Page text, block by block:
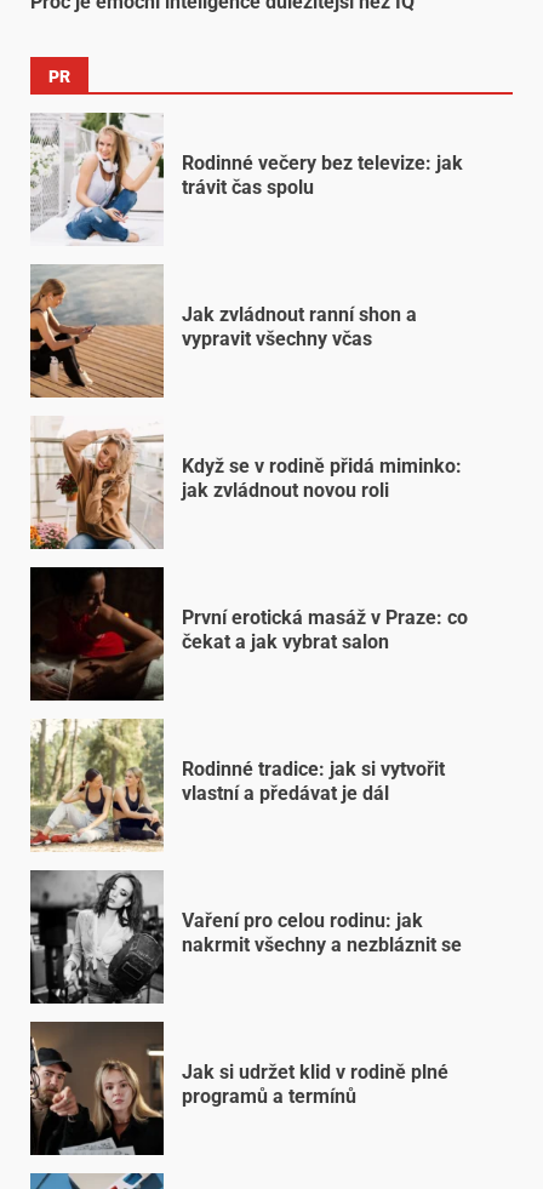
PR
Rodinné večery bez televize: jak
trávit čas spolu
Jak zvládnout ranní shon a
vypravit všechny včas
Když se v rodině přidá miminko:
jak zvládnout novou roli
První erotická masáž v Praze: co
čekat a jak vybrat salon
Rodinné tradice: jak si vytvořit
vlastní a předávat je dál
Vaření pro celou rodinu: jak
nakrmit všechny a nezbláznit se
Jak si udržet klid v rodině plné
programů a termínů